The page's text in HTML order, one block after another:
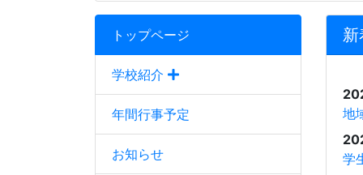
トップページ
学校紹介
年間行事予定
お知らせ
地
学